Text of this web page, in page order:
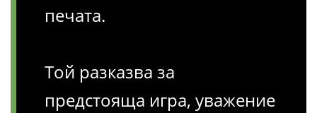
печата.
Той разказва за
предстояща игра, уважение